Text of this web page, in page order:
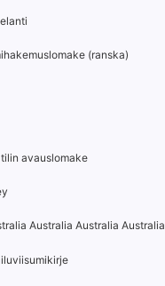
(ranska)
avauslomake
Australia Australia Australia